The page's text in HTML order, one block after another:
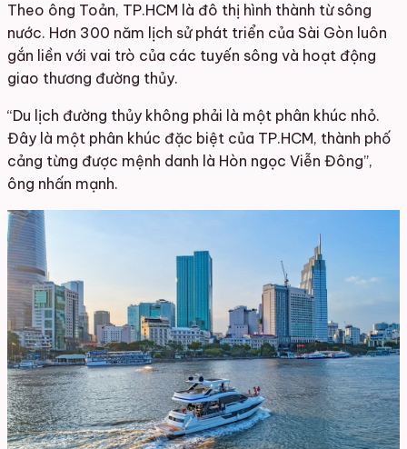
Theo ông Toản, TP.HCM là đô thị hình thành từ sông
nước. Hơn 300 năm lịch sử phát triển của Sài Gòn luôn
gắn liền với vai trò của các tuyến sông và hoạt động
giao thương đường thủy.
“Du lịch đường thủy không phải là một phân khúc nhỏ.
Đây là một phân khúc đặc biệt của TP.HCM, thành phố
cảng từng được mệnh danh là Hòn ngọc Viễn Đông”,
ông nhấn mạnh.